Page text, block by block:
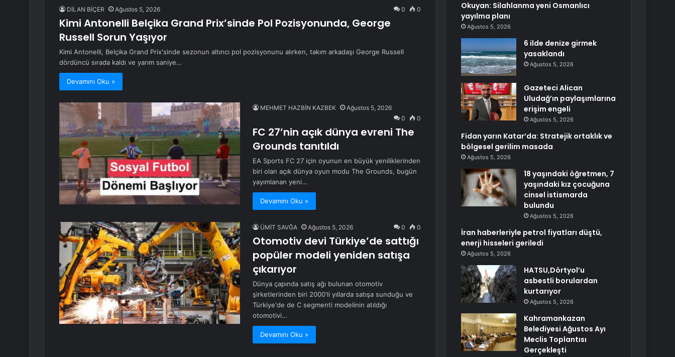
DİLAN BİÇER Ağustos 5, 2026 0 0
Kimi Antonelli Belçika Grand Prix’sinde Pol Pozisyonunda, George
Russell Sorun Yaşıyor
Kimi Antonelli, Belçika Grand Prix'sinde sezonun altıncı pol pozisyonunu alırken, takım arkadaşı George Russell
dördüncü sırada kaldı ve yarım saniye…
Devamını Oku »
MEHMET HAZBİN KAZBEK
Ağustos 5, 2026
0
0
FC 27’nin açık dünya evreni The
Grounds tanıtıldı
EA Sports FC 27 için oyunun en büyük yeniliklerinden
biri olan açık dünya oyun modu The Grounds, bugün
yayımlanan yeni…
Devamını Oku »
ÜMİT SAVĞA Ağustos 5, 2026 0 0
Otomotiv devi Türkiye’de sattığı
popüler modeli yeniden satışa
çıkarıyor
Dünya çapında satış ağı bulunan otomotiv
şirketlerinden biri 2000'li yıllarda satışa sunduğu ve
Türkiye'de de C segmenti modelinin atıldığı
otomotivi…
Devamını Oku »
Okuyan: Silahlanma yeni Osmanlıcı
yayılma planı
Ağustos 5, 2026
6 ilde denize girmek
yasaklandı
Ağustos 5, 2026
Gazeteci Alican
Uludağ’ın paylaşımlarına
erişim engeli
Ağustos 5, 2026
Fidan yarın Katar’da: Stratejik ortaklık ve
bölgesel gerilim masada
Ağustos 5, 2026
18 yaşındaki öğretmen, 7
yaşındaki kız çocuğuna
cinsel istismarda
bulundu
Ağustos 5, 2026
İran haberleriyle petrol fiyatları düştü,
enerji hisseleri geriledi
Ağustos 5, 2026
HATSU,Dörtyol’u
asbestli borulardan
kurtarıyor
Ağustos 5, 2026
Kahramankazan
Belediyesi Ağustos Ayı
Meclis Toplantısı
Gerçekleşti